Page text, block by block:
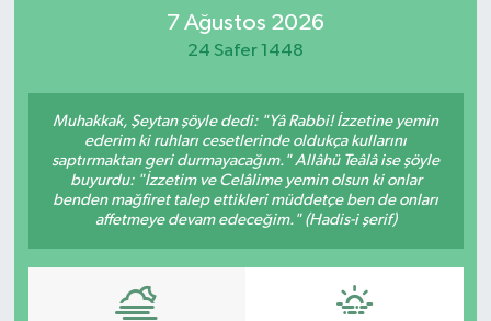
7 Ağustos 2026
24 Safer 1448
Muhakkak, Şeytan şöyle dedi: "Yâ Rabbi! İzzetine yemin
ederim ki ruhları cesetlerinde oldukça kullarını
saptırmaktan geri durmayacağım." Allâhü Teâlâ ise şöyle
buyurdu: "İzzetim ve Celâlime yemin olsun ki onlar
benden mağfiret talep ettikleri müddetçe ben de onları
affetmeye devam edeceğim." (Hadis-i şerif)